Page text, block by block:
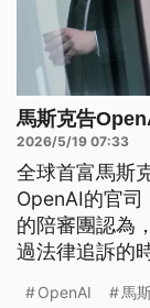
馬斯克告
2026/5/19 07:33
全球首富馬斯
OpenAI的官
的陪審團認為
過法律追訴的
OpenAI 馬